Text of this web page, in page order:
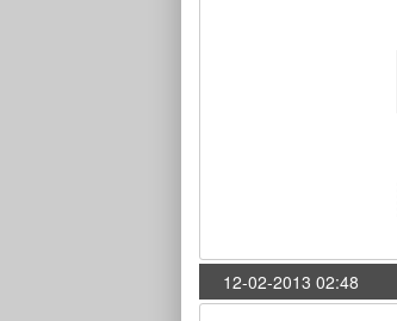
12-02-2013 02:48